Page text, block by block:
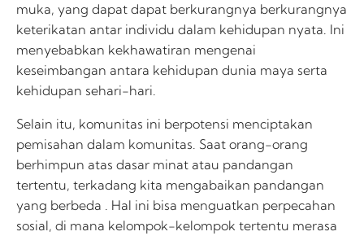
muka, yang dapat dapat berkurangnya berkurangnya
keterikatan antar individu dalam kehidupan nyata. Ini
menyebabkan kekhawatiran mengenai
keseimbangan antara kehidupan dunia maya serta
kehidupan sehari-hari.
Selain itu, komunitas ini berpotensi menciptakan
pemisahan dalam komunitas. Saat orang-orang
berhimpun atas dasar minat atau pandangan
tertentu, terkadang kita mengabaikan pandangan
yang berbeda . Hal ini bisa menguatkan perpecahan
sosial, di mana kelompok-kelompok tertentu merasa